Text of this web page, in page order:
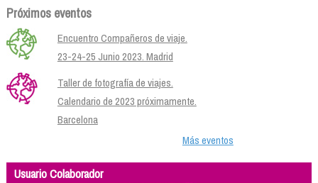
Próximos eventos
Encuentro Compañeros de viaje.
23-24-25 Junio 2023. Madrid
Taller de fotografía de viajes.
Calendario de 2023 próximamente.
Barcelona
Más eventos
Usuario Colaborador